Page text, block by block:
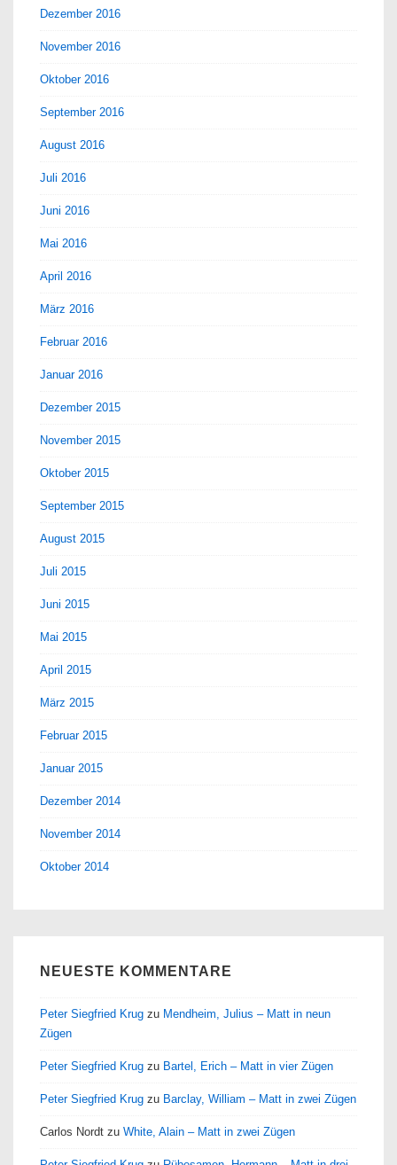
Dezember 2016
November 2016
Oktober 2016
September 2016
August 2016
Juli 2016
Juni 2016
Mai 2016
April 2016
März 2016
Februar 2016
Januar 2016
Dezember 2015
November 2015
Oktober 2015
September 2015
August 2015
Juli 2015
Juni 2015
Mai 2015
April 2015
März 2015
Februar 2015
Januar 2015
Dezember 2014
November 2014
Oktober 2014
NEUESTE KOMMENTARE
Peter Siegfried Krug zu Mendheim, Julius – Matt in neun
Zügen
Peter Siegfried Krug zu Bartel, Erich – Matt in vier Zügen
Peter Siegfried Krug zu Barclay, William – Matt in zwei Zügen
Carlos Nordt zu White, Alain – Matt in zwei Zügen